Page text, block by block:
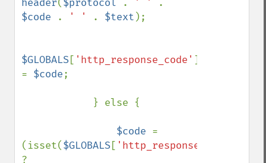
header($protocol . ' '
$code
. ' ' . $text );
$GLOBALS[ 'http_response_code' ]
= $code;
$code =
(isset($GLOBALS[ 'http_response_code'